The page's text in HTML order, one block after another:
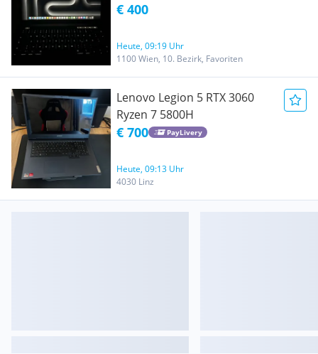
€ 400
Heute, 09:19 Uhr
1100 Wien, 10. Bezirk, Favoriten
Lenovo Legion 5 RTX 3060
Ryzen 7 5800H
€ 700 PayLivery
Heute, 09:13 Uhr
4030 Linz